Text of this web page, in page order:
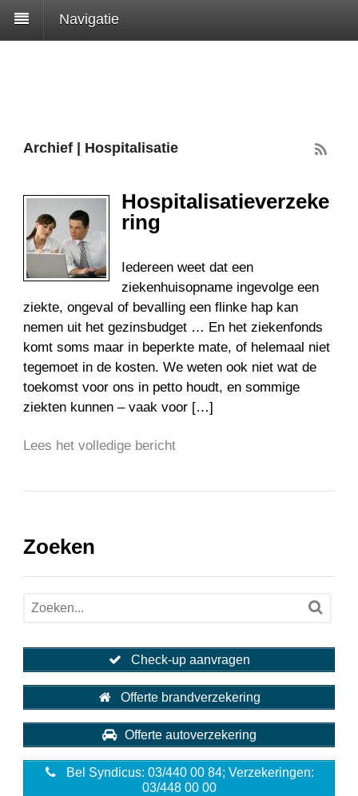
Navigatie
Archief | Hospitalisatie
Hospitalisatieverzeke
ring
Iedereen weet dat een
ziekenhuisopname ingevolge een
ziekte, ongeval of bevalling een flinke hap kan
nemen uit het gezinsbudget … En het ziekenfonds
komt soms maar in beperkte mate, of helemaal niet
tegemoet in de kosten. We weten ook niet wat de
toekomst voor ons in petto houdt, en sommige
ziekten kunnen – vaak voor […]
Lees het volledige bericht
Zoeken
Check-up aanvragen
Offerte brandverzekering
Offerte autoverzekering
Bel Syndicus: 03/440 00 84; Verzekeringen:
03/448 00 00